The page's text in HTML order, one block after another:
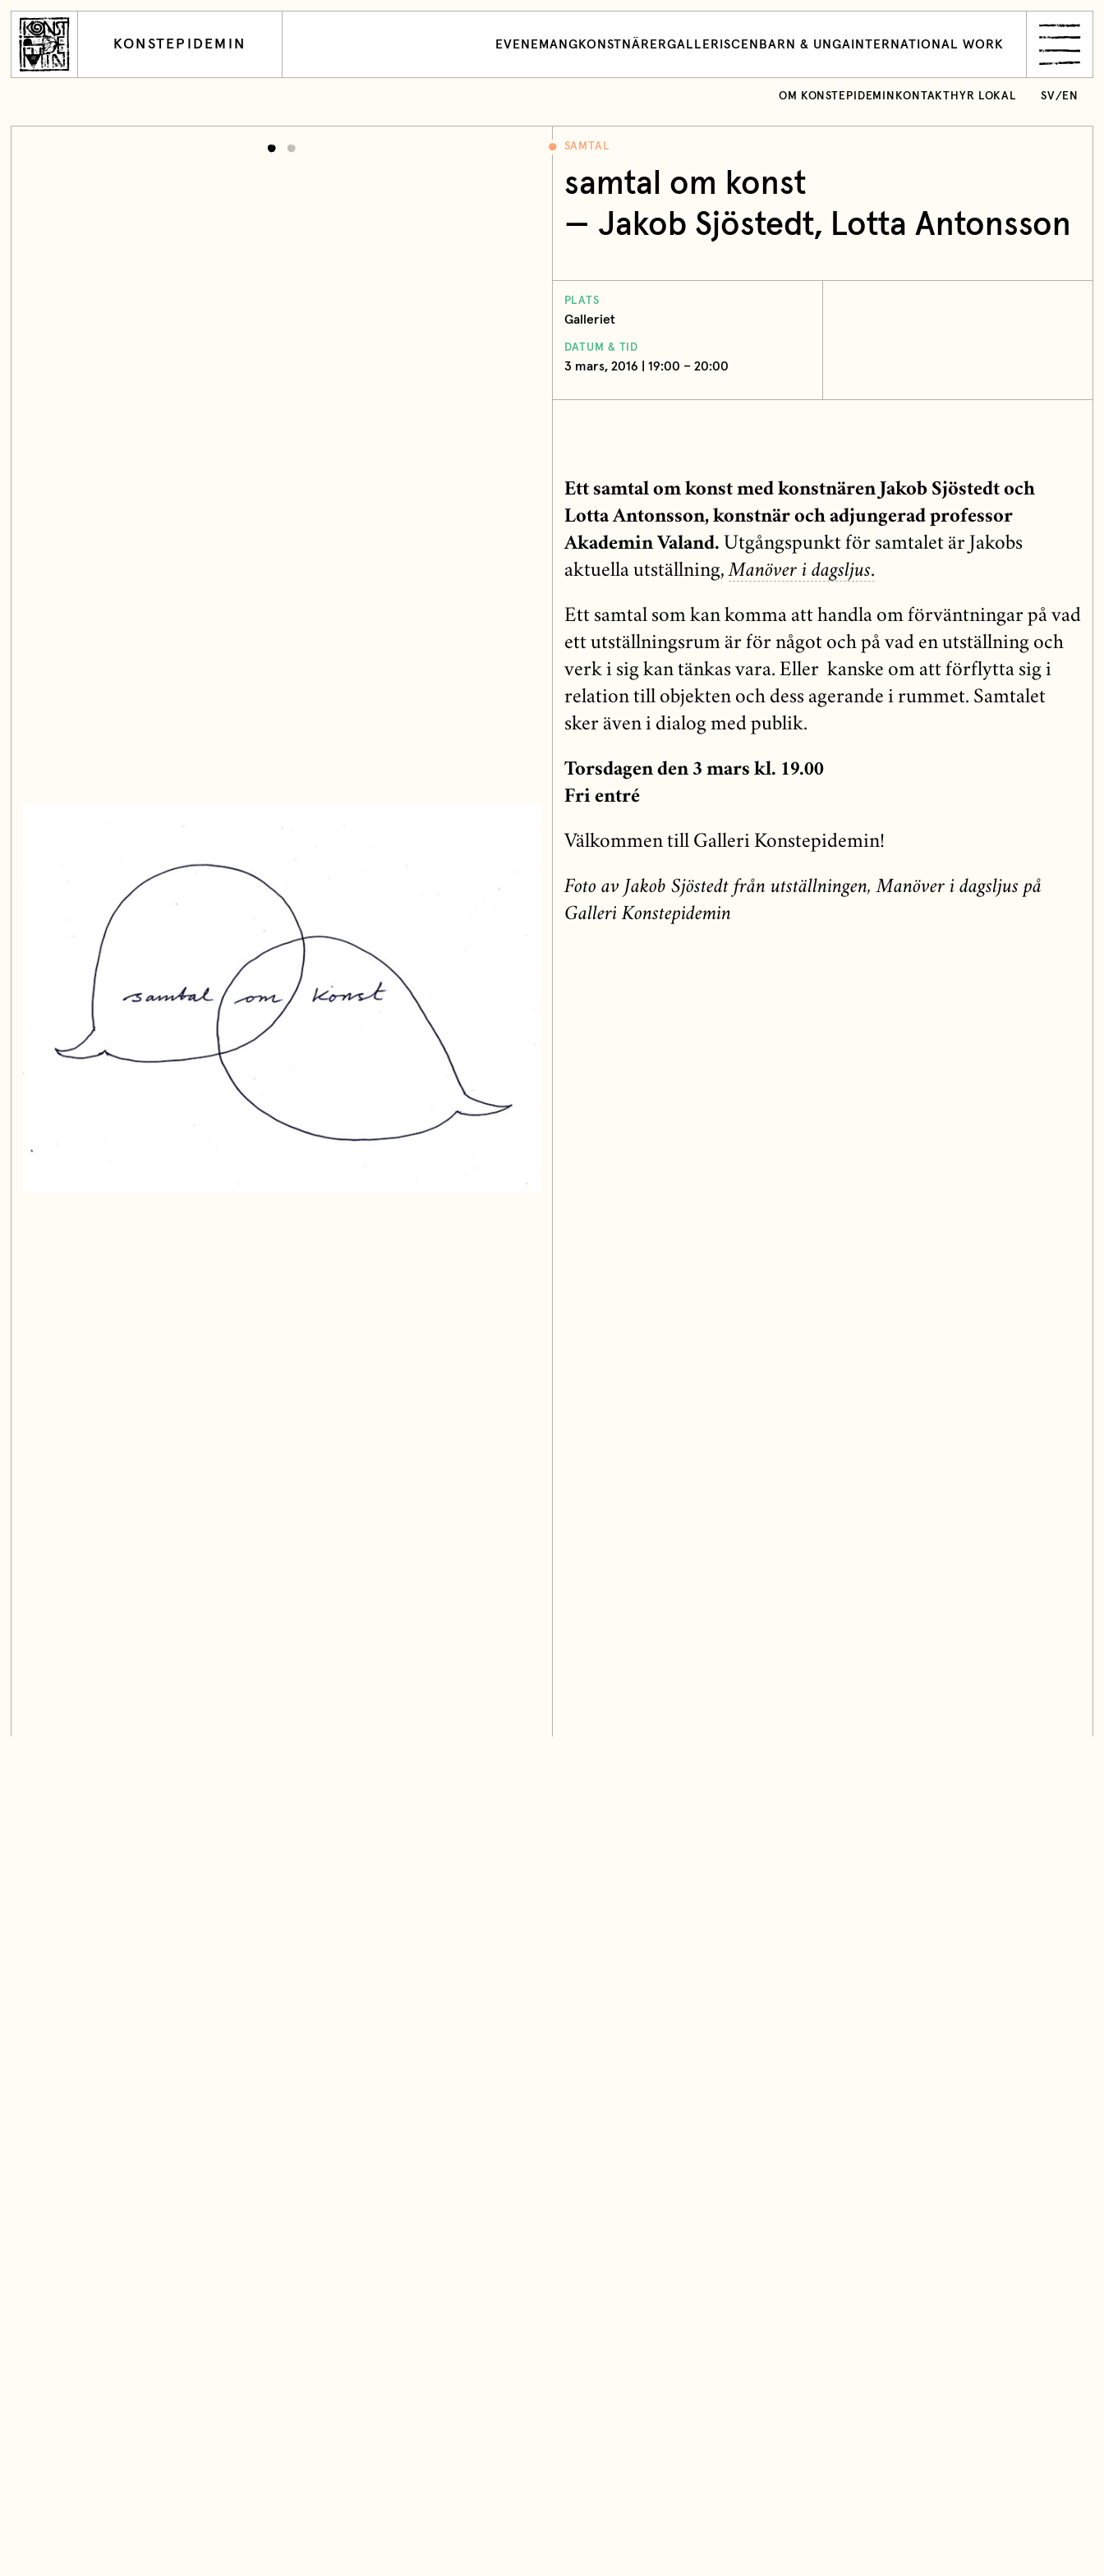
KONSTEPIDEMIN EVENEMANG KONSTNÄRERGALLERI SCEN BARN & UNGA INTERNATIONAL WORK
OM KONSTEPIDEMIN KONTAKT HYR LOKAL SV/ EN
SAMTAL
samtal om konst
— Jakob Sjöstedt, Lotta Antonsson
PLATS
Galleriet
DATUM & TID
3 mars, 2016 | 19:00 – 20:00
Ett samtal om konst med konstnären Jakob Sjöstedt och
Lotta Antonsson, konstnär och adjungerad professor
Akademin Valand. Utgångspunkt för samtalet är Jakobs
aktuella utställning,Manöver i dagsljus.
Ett samtal som kan komma att handla om förväntningar på vad
ett utställningsrum är för något och på vad en utställning och
verk i sig kan tänkas vara. Eller kanske om att förflytta sig i
relation till objekten och dess agerande i rummet. Samtalet
sker även i dialog med publik.
Torsdagen den 3 mars kl. 19.00
Fri entré
Välkommen till Galleri Konstepidemin!
Foto av Jakob Sjöstedt från utställningen, Manöver i dagsljus på
Galleri Konstepidemin